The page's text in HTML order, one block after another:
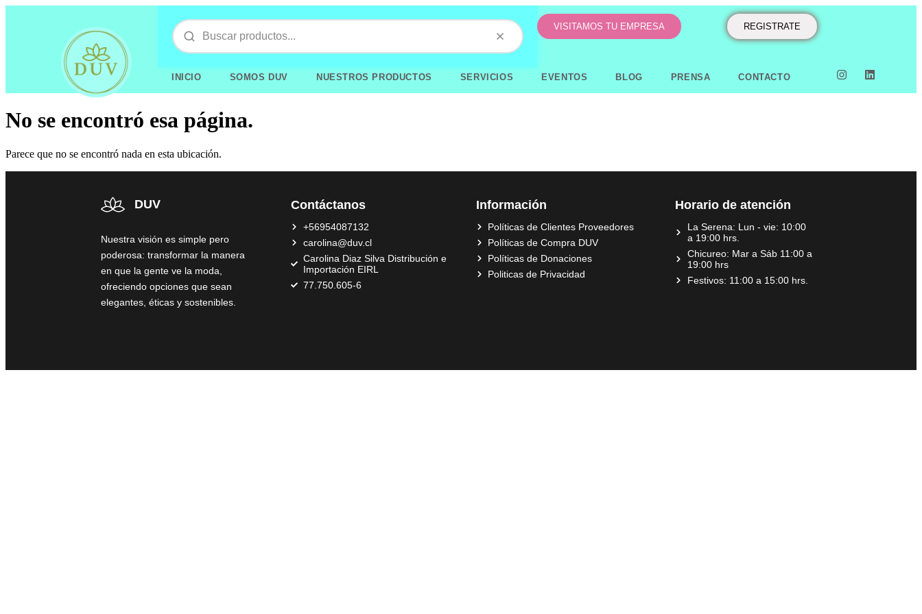
VISITAMOS TU EMPRESA REGISTRATE
INICIO SOMOS DUV NUESTROS PRODUCTOS SERVICIOS EVENTOS BLOG PRENSA CONTACTO
No se encontró esa página.
Parece que no se encontró nada en esta ubicación.
DUV
Nuestra visión es simple pero
poderosa: transformar la manera
en que la gente ve la moda,
ofreciendo opciones que sean
elegantes, éticas y sostenibles.
Contáctanos
+56954087132
carolina@duv.cl
Carolina Diaz Silva Distribución e
Importación EIRL
77.750.605-6
Información
Políticas de Clientes Proveedores
Políticas de Compra DUV
Políticas de Donaciones
Politicas de Privacidad
Horario de atención
La Serena: Lun - vie: 10:00
a 19:00 hrs.
Chicureo: Mar a Sáb 11:00 a
19:00 hrs
Festivos: 11:00 a 15:00 hrs.